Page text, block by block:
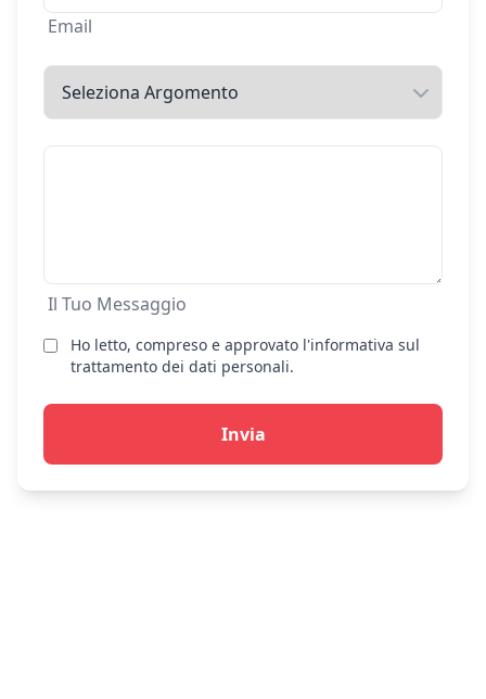
Email
Il Tuo Messaggio
Ho letto, compreso e approvato l'informativa sul
trattamento dei dati personali.
Invia